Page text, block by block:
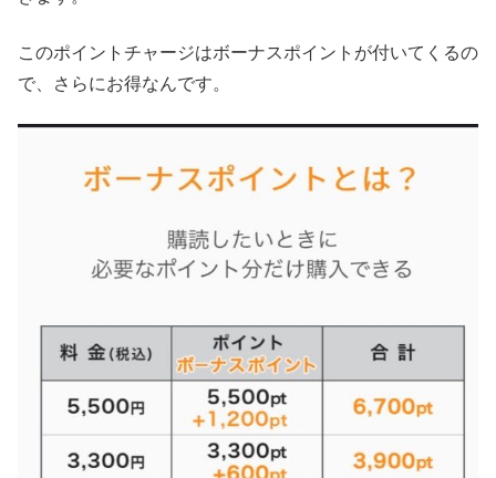
このポイントチャージはボーナスポイントが付いてくるの
で、さらにお得なんです。